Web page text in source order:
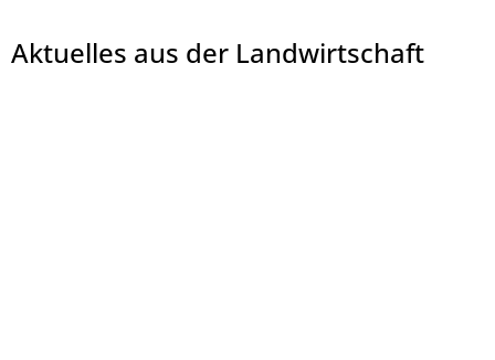
Aktuelles aus der Landwirtschaft